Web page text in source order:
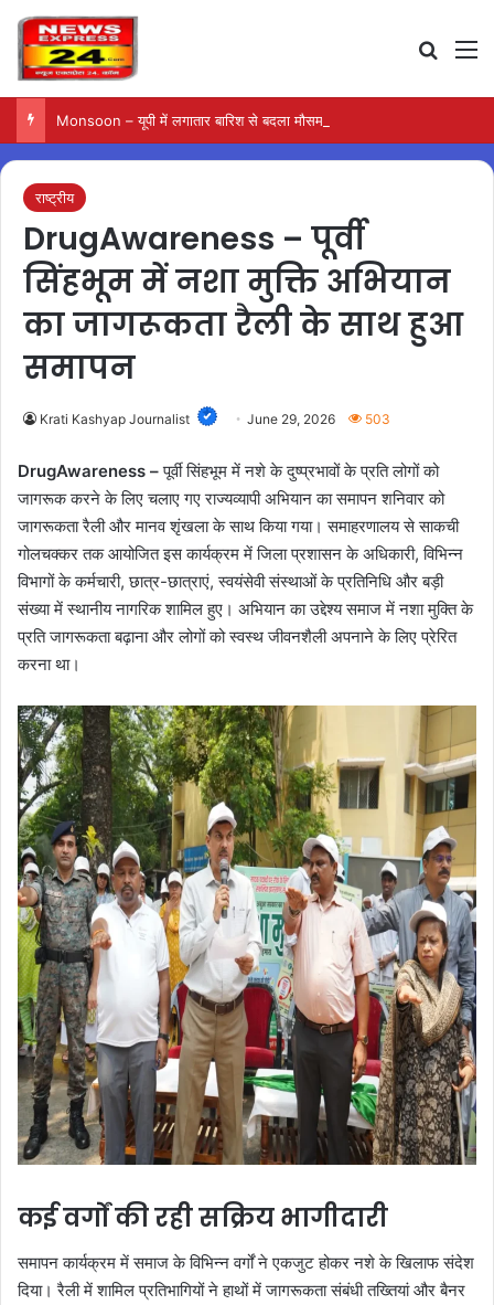
राष्ट्रीय
DrugAwareness – पूर्वी
सिंहभूम में नशा मुक्ति अभियान
का जागरूकता रैली के साथ हुआ
समापन
Krati Kashyap Journalist June 29, 2026 503
DrugAwareness –पूर्वी सिंहभूम में नशे के दुष्प्रभावों के प्रति लोगों को
जागरूक करने के लिए चलाए गए राज्यव्यापी अभियान का समापन शनिवार को
जागरूकता रैली और मानव शृंखला के साथ किया गया। समाहरणालय से साकची
गोलचक्कर तक आयोजित इस कार्यक्रम में जिला प्रशासन के अधिकारी, विभिन्न
विभागों के कर्मचारी, छात्र-छात्राएं, स्वयंसेवी संस्थाओं के प्रतिनिधि और बड़ी
संख्या में स्थानीय नागरिक शामिल हुए। अभियान का उद्देश्य समाज में नशा मुक्ति के
प्रति जागरूकता बढ़ाना और लोगों को स्वस्थ जीवनशैली अपनाने के लिए प्रेरित
करना था।
कई वर्गों की रही सक्रिय भागीदारी
समापन कार्यक्रम में समाज के विभिन्न वर्गों ने एकजुट होकर नशे के खिलाफ संदेश
दिया। रैली में शामिल प्रतिभागियों ने हाथों में जागरूकता संबंधी तख्तियां और बैनर